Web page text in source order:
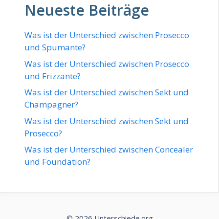
Neueste Beiträge
Was ist der Unterschied zwischen Prosecco
und Spumante?
Was ist der Unterschied zwischen Prosecco
und Frizzante?
Was ist der Unterschied zwischen Sekt und
Champagner?
Was ist der Unterschied zwischen Sekt und
Prosecco?
Was ist der Unterschied zwischen Concealer
und Foundation?